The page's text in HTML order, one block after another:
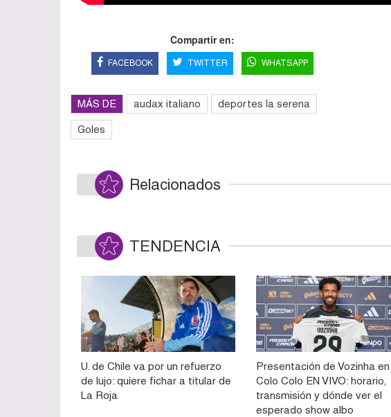
Compartir en:
FACEBOOK TWITTER WHATSAPP
MÁS DE audax italiano deportes la serena
Goles
Relacionados
TENDENCIA
U. de Chile va por un refuerzo
de lujo: quiere fichar a titular de
La Roja
Presentación de Vozinha en
Colo Colo EN VIVO: horario,
transmisión y dónde ver el
esperado show albo